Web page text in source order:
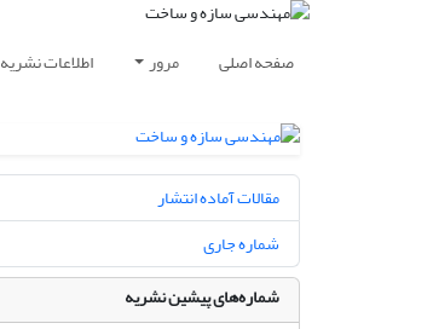
صفحه اصلی مرور اطلاعات نشریه
مقالات آماده انتشار
شماره جاری
شماره‌های پیشین نشریه